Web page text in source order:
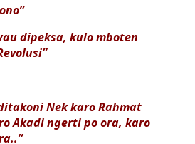
dipeksa, kulo mboten
Nek karo Rahmat
Akadi ngerti po ora, karo